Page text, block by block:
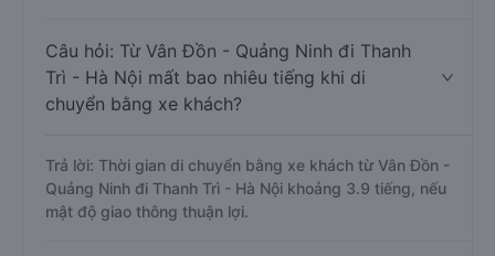
Câu hỏi: Từ Vân Đồn - Quảng Ninh đi Thanh
Trì - Hà Nội mất bao nhiêu tiếng khi di
chuyển bằng xe khách?
Trả lời: Thời gian di chuyển bằng xe khách từ Vân Đồn -
Quảng Ninh đi Thanh Trì - Hà Nội khoảng 3.9 tiếng, nếu
mật độ giao thông thuận lợi.